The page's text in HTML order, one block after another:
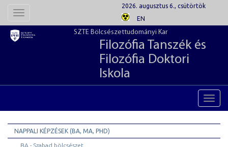
Toggle
2026. augusztus 6., csütörtök
EN
SZTE Bölcsészettudományi Kar
Filozófia Tanszék és
Filozófia Doktori
Iskola
NAPPALI KÉPZÉSEK (BA, MA, PHD)
BA - Szabad bölcsészet